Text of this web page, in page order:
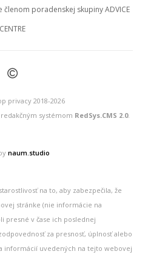
poradenskej skupiny ADVICE
CENTRE
©
privacy 2018-2026
systémom RedSys.CMS 2.0.
naum.studio
na to, aby zabezpečila, že
stránke (nie informácie na
presné v čase ich poslednej
za presnosť, úplnosť alebo
informácií uvedených na tejto webovej